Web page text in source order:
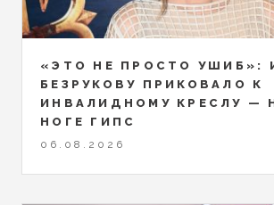
«ЭТО НЕ ПРОСТО УШИБ»:
БЕЗРУКОВУ ПРИКОВАЛО К
ИНВАЛИДНОМУ КРЕСЛУ —
НОГЕ ГИПС
06.08.2026